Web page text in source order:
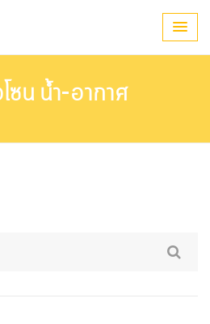
ซน น้ำ-อากาศ